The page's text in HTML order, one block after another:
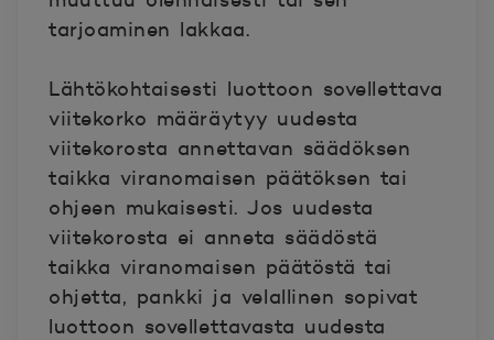
tarjoaminen lakkaa.
Lähtökohtaisesti luottoon sovellettava
viitekorko määräytyy uudesta
viitekorosta annettavan säädöksen
taikka viranomaisen päätöksen tai
ohjeen mukaisesti. Jos uudesta
viitekorosta ei anneta säädöstä
taikka viranomaisen päätöstä tai
ohjetta, pankki ja velallinen sopivat
luottoon sovellettavasta uudesta